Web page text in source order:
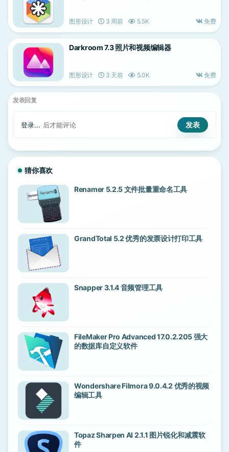
图形设计 3 周前 5.5K 免费
Darkroom 7.3 照片和视频编辑器
图形设计 3 天前 5.0K 免费
发表回复
登录... 后才能评论
猜你喜欢
Renamer 5.2.5 文件批量重命名工具
GrandTotal 5.2 优秀的发票设计打印工具
Snapper 3.1.4 音频管理工具
FileMaker Pro Advanced 17.0.2.205 强大
的数据库自定义软件
Wondershare Filmora 9.0.4.2 优秀的视频
编辑工具
Topaz Sharpen AI 2.1.1 图片锐化和减震软
件